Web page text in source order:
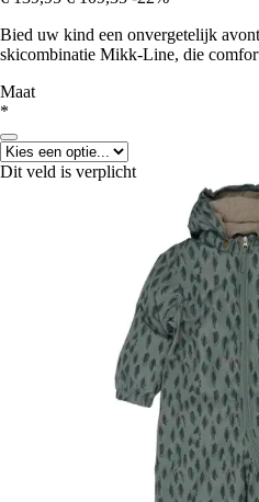
Bied uw kind een onvergetelijk
skicombinatie Mikk-Line, die
Maat
*
Dit veld is verplicht